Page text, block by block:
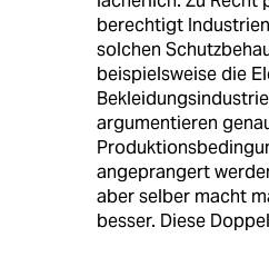
berechtigt
solchen
beispielsweise die
argumentieren
angeprangert
aber selber macht
besser. Diese